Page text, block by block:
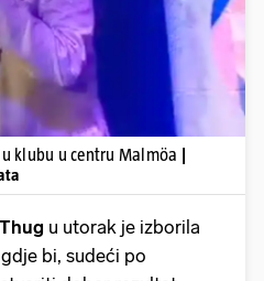
klubu u centru Malmöa
u utorak je izborila
bi, sudeći po